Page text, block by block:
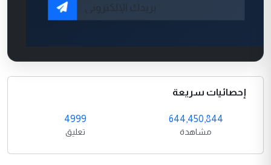
إحصائيات سريعة
644,450,844
مشاهدة
4999
تعليق